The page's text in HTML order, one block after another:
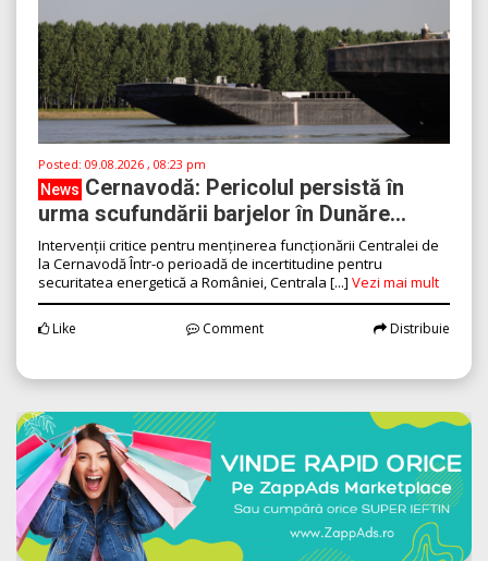
Posted: 09.08.2026 , 08:23 pm
News Cernavodă: Pericolul persistă în
urma scufundării barjelor în Dunăre...
Intervenții critice pentru menținerea funcționării Centralei de
la Cernavodă Într-o perioadă de incertitudine pentru
securitatea energetică a României, Centrala [...] Vezi mai mult
Like Comment Distribuie